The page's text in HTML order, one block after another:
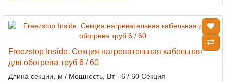
Freezstop Inside. Секция нагревательная кабельная
для обогрева труб 6 / 60
Длина секции, м / Мощность, Вт - 6 / 60 Секция